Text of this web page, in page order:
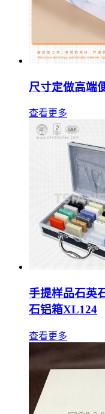
尺寸定做高端
查看更多
手提样品石英
石铝箱XL124
查看更多